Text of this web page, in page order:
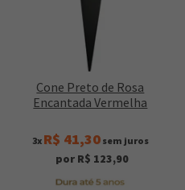
Cone Preto de Rosa
Encantada Vermelha
3x R$ 41,30sem juros
por R$ 123,90